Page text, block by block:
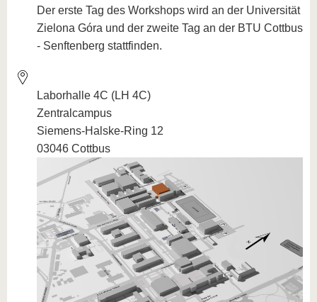
Der erste Tag des Workshops wird an der Universität
Zielona Góra und der zweite Tag an der BTU Cottbus
- Senftenberg stattfinden.
Laborhalle 4C (LH 4C)
Zentralcampus
Siemens-Halske-Ring 12
03046 Cottbus